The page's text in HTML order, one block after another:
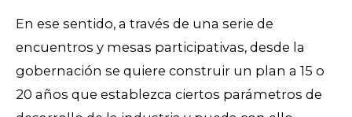
En ese sentido, a través de una serie de
encuentros y mesas participativas, desde la
gobernación se quiere construir un plan a 15 o
20 años que establezca ciertos parámetros de